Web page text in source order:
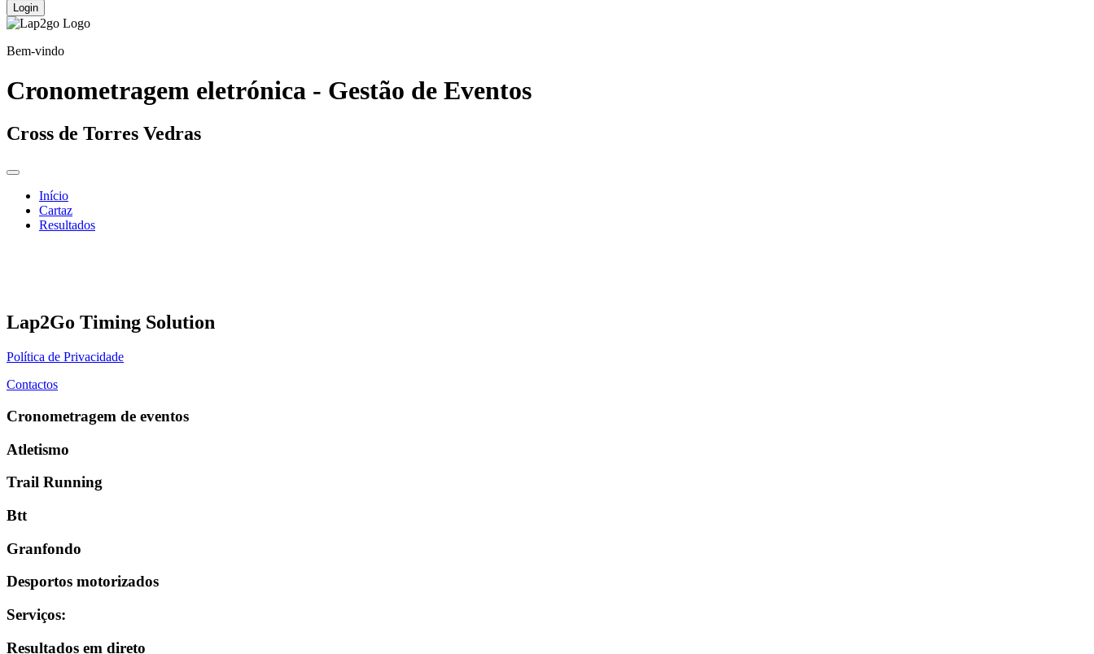
Login
Bem-vindo
Cronometragem eletrónica - Gestão de Eventos
Cross de Torres Vedras
Início
Cartaz
Resultados
Lap2Go Timing Solution
Política de Privacidade
Contactos
Cronometragem de eventos
Atletismo
Trail Running
Btt
Granfondo
Desportos motorizados
Serviços:
Resultados em direto